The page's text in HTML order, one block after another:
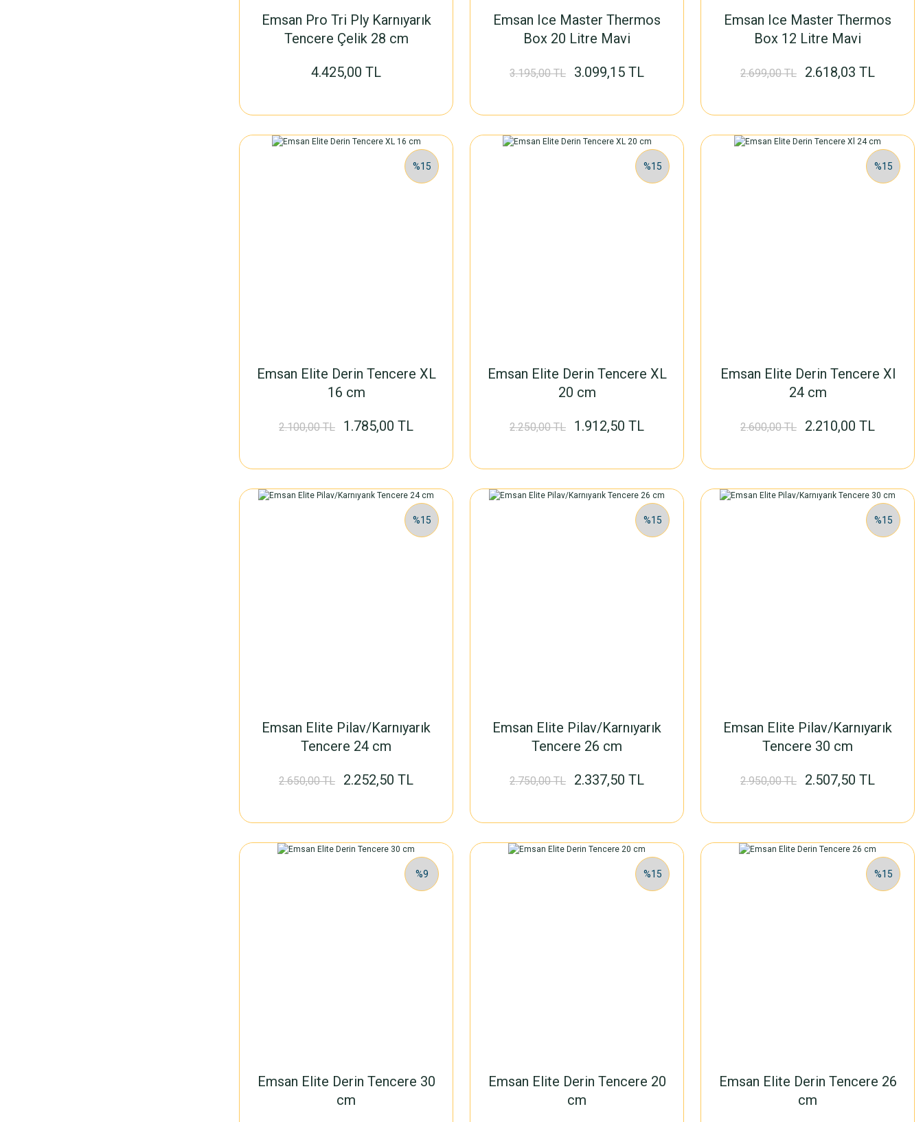
Emsan Pro Tri Ply Karnıyarık
Tencere Çelik 28 cm
4.425,00 TL
Emsan Ice Master Thermos
Box 20 Litre Mavi
3.195,00 TL 3.099,15 TL
Emsan Ice Master Thermos
Box 12 Litre Mavi
2.699,00 TL 2.618,03 TL
%15
Emsan Elite Derin Tencere XL
16 cm
2.100,00 TL 1.785,00 TL
%15
Emsan Elite Derin Tencere XL
20 cm
2.250,00 TL 1.912,50 TL
%15
Emsan Elite Derin Tencere Xl
24 cm
2.600,00 TL 2.210,00 TL
%15
Emsan Elite Pilav/Karnıyarık
Tencere 24 cm
2.650,00 TL 2.252,50 TL
%15
Emsan Elite Pilav/Karnıyarık
Tencere 26 cm
2.750,00 TL 2.337,50 TL
%15
Emsan Elite Pilav/Karnıyarık
Tencere 30 cm
2.950,00 TL 2.507,50 TL
%9
Emsan Elite Derin Tencere 30
cm
%15
Emsan Elite Derin Tencere 20
cm
%15
Emsan Elite Derin Tencere 26
cm